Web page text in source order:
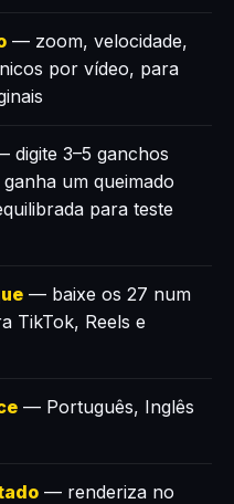
— zoom, velocidade,
por vídeo, para
digite 3–5 ganchos
um queimado
para teste
— baixe os 27 num
TikTok, Reels e
— Português, Inglês
— renderiza no